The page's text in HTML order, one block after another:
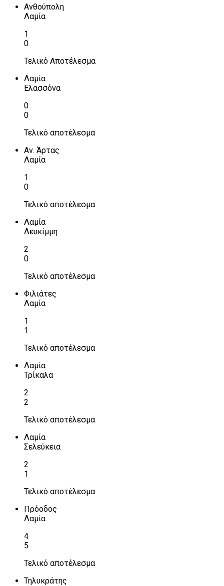
Ανθούπολη
Λαμία
1
0
Τελικό Αποτέλεσμα
Λαμία
Ελασσόνα
0
0
Τελικό αποτέλεσμα
Αν. Άρτας
Λαμία
1
0
Τελικό αποτέλεσμα
Λαμία
Λευκίμμη
2
0
Τελικό αποτέλεσμα
Φιλιάτες
Λαμία
1
1
Τελικό αποτέλεσμα
Λαμία
Τρίκαλα
2
2
Τελικό αποτέλεσμα
Λαμία
Σελεύκεια
2
1
Τελικό αποτέλεσμα
Πρόοδος
Λαμία
4
5
Τελικό αποτέλεσμα
Τηλυκράτης